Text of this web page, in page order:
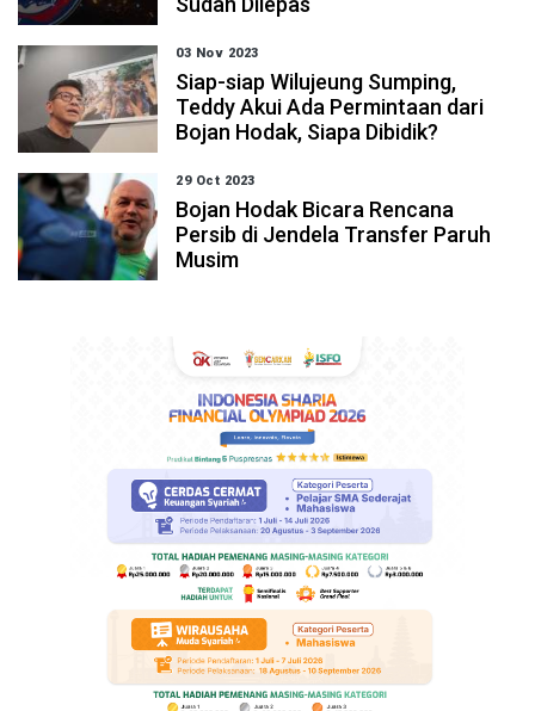
03 Nov 2023
Siap-siap Wilujeung Sumping,
Teddy Akui Ada Permintaan dari
Bojan Hodak, Siapa Dibidik?
29 Oct 2023
Bojan Hodak Bicara Rencana
Persib di Jendela Transfer Paruh
Musim